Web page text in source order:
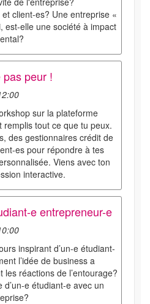
client-es? Une entreprise «
est-elle une société à impact
peur !
sur la plateforme
remplis tout ce que tu peux.
des gestionnaires crédit de
es pour répondre à tes
Viens avec ton
interactive.
e entrepreneur-e
inspirant d’un-e étudiant-
l’idée de business a
réactions de l’entourage?
e étudiant-e avec un